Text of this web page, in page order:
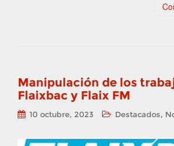
Manipulación de los
Flaixbac y Flaix FM
10 octubre, 2023 Destacados,